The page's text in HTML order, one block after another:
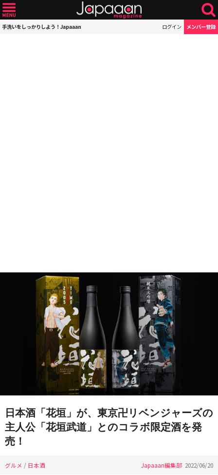
手洗いをしっかりしよう！Japaaan ログイン メンバー登録
日本酒「花垣」が、東京卍リベンジャーズの
主人公「花垣武道」とのコラボ限定酒を発
売！
グルメ / 日本酒 Japaaan編集部 2022/06/20